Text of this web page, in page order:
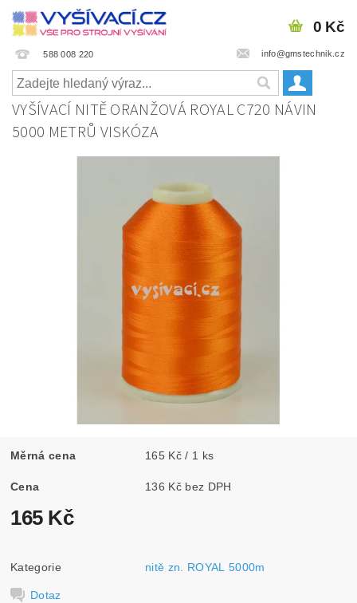
588 008 220 info@gmstechnik.cz
0 Kč
VYŠÍVACÍ NITĚ ORANŽOVÁ ROYAL C720 NÁVIN
5000 METRŮ VISKÓZA
Měrná cena 165 Kč / 1 ks
Cena 136 Kč bez DPH
165 Kč
Kategorie nitě zn. ROYAL 5000m
Dotaz